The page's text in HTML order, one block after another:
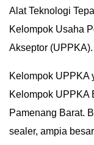
Alat Teknologi
Kelompok Usaha
Akseptor (UPPKA).
Kelompok UPPKA
Kelompok UPPKA
Pamenang Barat.
sealer, ampia